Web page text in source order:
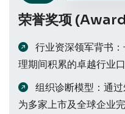
荣誉奖项
行业资深领军背书
理期间积累的卓越行业
组织诊断模型：通
为多家上市及全球企业